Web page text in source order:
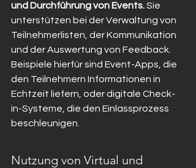
und Durchführung von Events. Sie
unterstützen bei der Verwaltung von
Teilnehmerlisten, der Kommunikation
und der Auswertung von Feedback.
Beispiele hierfür sind Event-Apps, die
den Teilnehmern Informationen in
Echtzeit liefern, oder digitale Check-
in-Systeme, die den Einlassprozess
beschleunigen.
Nutzung von Virtual und